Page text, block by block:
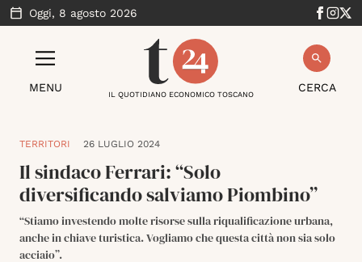
Oggi, 8 agosto 2026
MENU CERCA
IL QUOTIDIANO ECONOMICO TOSCANO
TERRITORI 26 LUGLIO 2024
Il sindaco Ferrari: “Solo
diversificando salviamo Piombino”
“Stiamo investendo molte risorse sulla riqualificazione urbana,
anche in chiave turistica. Vogliamo che questa città non sia solo
acciaio”.